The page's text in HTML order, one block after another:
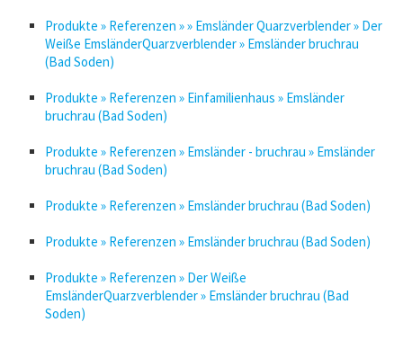
Produkte » Referenzen » » Emsländer Quarzverblender » Der
Weiße EmsländerQuarzverblender » Emsländer bruchrau
(Bad Soden)
Produkte » Referenzen » Einfamilienhaus » Emsländer
bruchrau (Bad Soden)
Produkte » Referenzen » Emsländer - bruchrau » Emsländer
bruchrau (Bad Soden)
Produkte » Referenzen » Emsländer bruchrau (Bad Soden)
Produkte » Referenzen » Emsländer bruchrau (Bad Soden)
Produkte » Referenzen » Der Weiße
EmsländerQuarzverblender » Emsländer bruchrau (Bad
Soden)